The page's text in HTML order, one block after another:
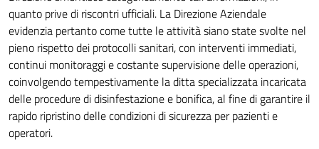
quanto prive di riscontri ufficiali. La Direzione Aziendale
evidenzia pertanto come tutte le attività siano state svolte nel
pieno rispetto dei protocolli sanitari, con interventi immediati,
continui monitoraggi e costante supervisione delle operazioni,
coinvolgendo tempestivamente la ditta specializzata incaricata
delle procedure di disinfestazione e bonifica, al fine di garantire il
rapido ripristino delle condizioni di sicurezza per pazienti e
operatori.